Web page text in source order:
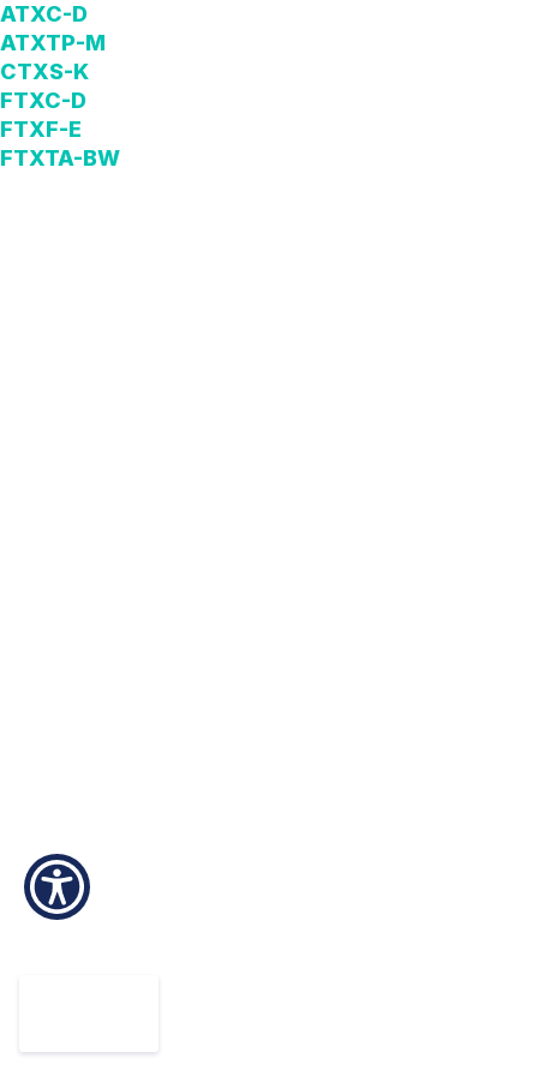
ATXC-D
ATXTP-M
CTXS-K
FTXC-D
FTXF-E
FTXTA-BW